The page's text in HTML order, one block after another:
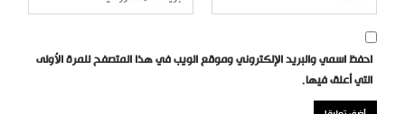
احفظ اسمي والبريد الإلكتروني وموقع الويب في هذا المتصفح للمرة الأولى
التي أعلق فيها.